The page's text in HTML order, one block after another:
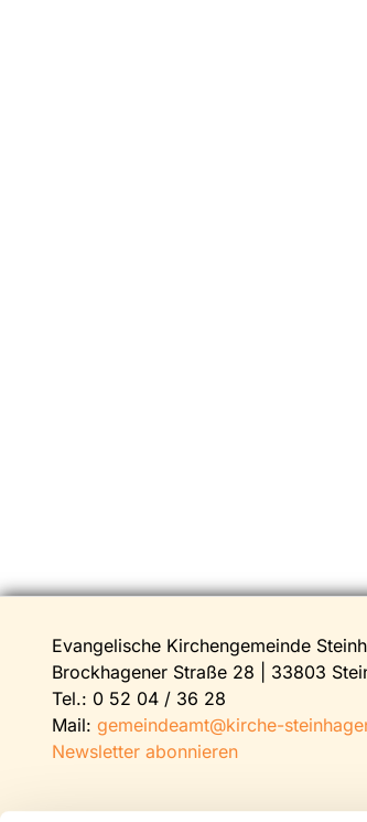
Evangelische Kirchengemeinde
Brockhagener Straße 28 | 33803
Tel.: 0 52 04 / 36 28
Mail: gemeindeamt@kirche-
Newsletter abonnieren